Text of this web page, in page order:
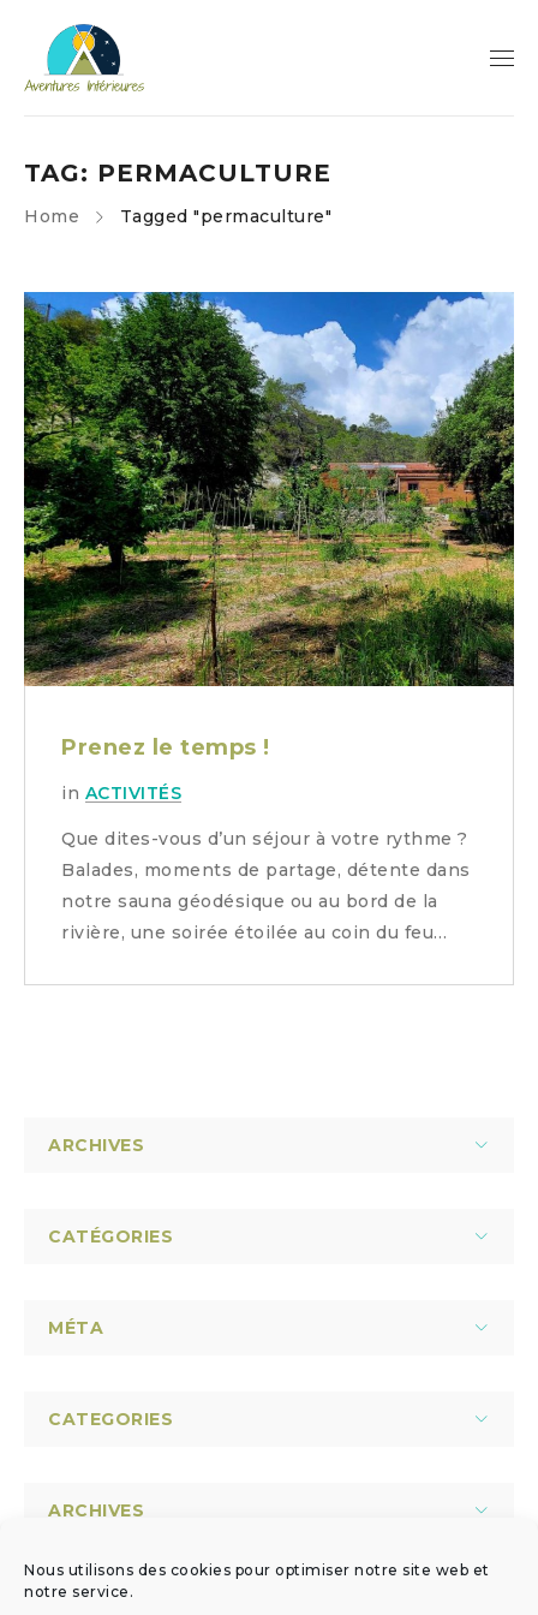
Nous utilisons des cookies pour optimiser notre site web et
notre service.
Home Tagged "permaculture"
TAG: PERMACULTURE
Prenez le temps !
in ACTIVITÉS
Que dites-vous d’un séjour à votre rythme ?
Balades, moments de partage, détente dans
notre sauna géodésique ou au bord de la
rivière, une soirée étoilée au coin du feu…
ARCHIVES
CATÉGORIES
MÉTA
CATEGORIES
ARCHIVES
TRENDING POSTS